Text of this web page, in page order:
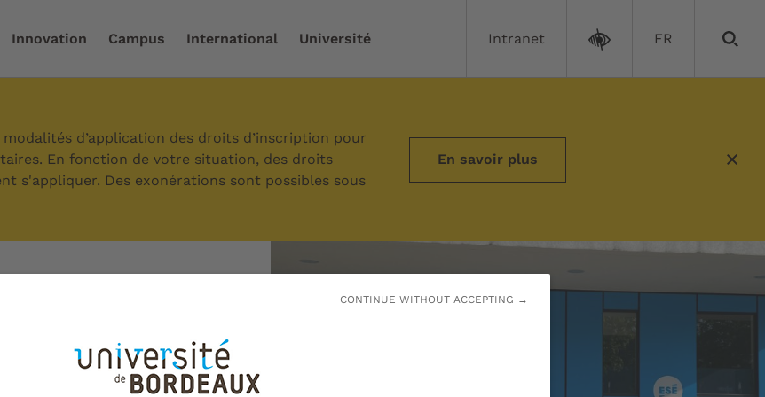
CONTINUE WITHOUT ACCEPTING →
Innovation Campus International Université Intranet FR
d’application des droits d’inscription pour
En fonction de votre situation, des droits
s'appliquer. Des exonérations sont possibles sous
En savoir plus
vie quotidienne